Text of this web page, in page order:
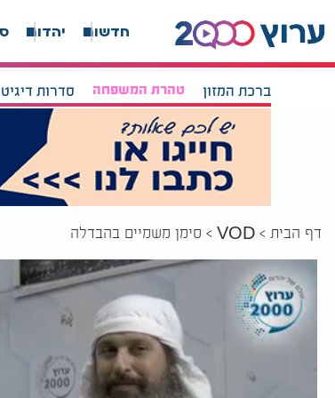
חדשות יהדות
ברכת המזון טהרת המשפחה סדרות
דף הבית VOD סימן משמיים בהבדלה